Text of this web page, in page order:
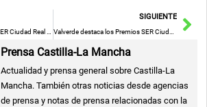
SIGUIENTE
Prensa Castilla-La Mancha
Actualidad y prensa general sobre Castilla-La
Mancha. También otras noticias desde agencias
de prensa y notas de prensa relacionadas con la